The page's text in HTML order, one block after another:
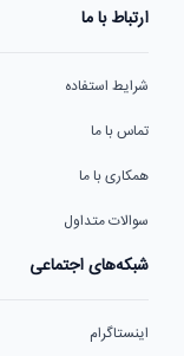
ارتباط با ما
شرایط استفاده
تماس با ما
همکاری با ما
سوالات متداول
شبکه‌های اجتماعی
اینستاگرام